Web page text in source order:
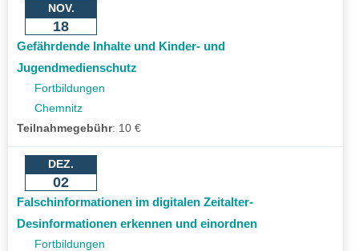
NOV.
18
Gefährdende Inhalte und Kinder- und
Jugendmedienschutz
Fortbildungen
Chemnitz
Teilnahmegebühr: 10 €
DEZ.
02
Falschinformationen im digitalen Zeitalter-
Desinformationen erkennen und einordnen
Fortbildungen